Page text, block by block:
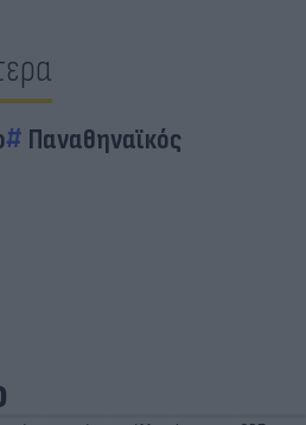
Παναθηναϊκός